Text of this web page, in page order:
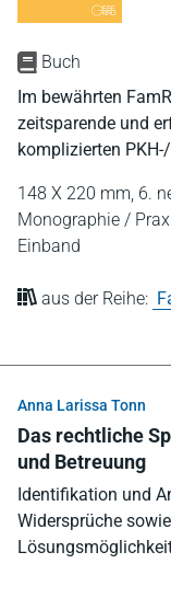
Buch
Im bewährten
zeitsparende und
komplizierten
148 X 220 mm, 6.
Monographie /
Einband
aus der Reihe:
Anna Larissa Tonn
Das rechtliche
und Betreuung
Identifikation und
Widersprüche